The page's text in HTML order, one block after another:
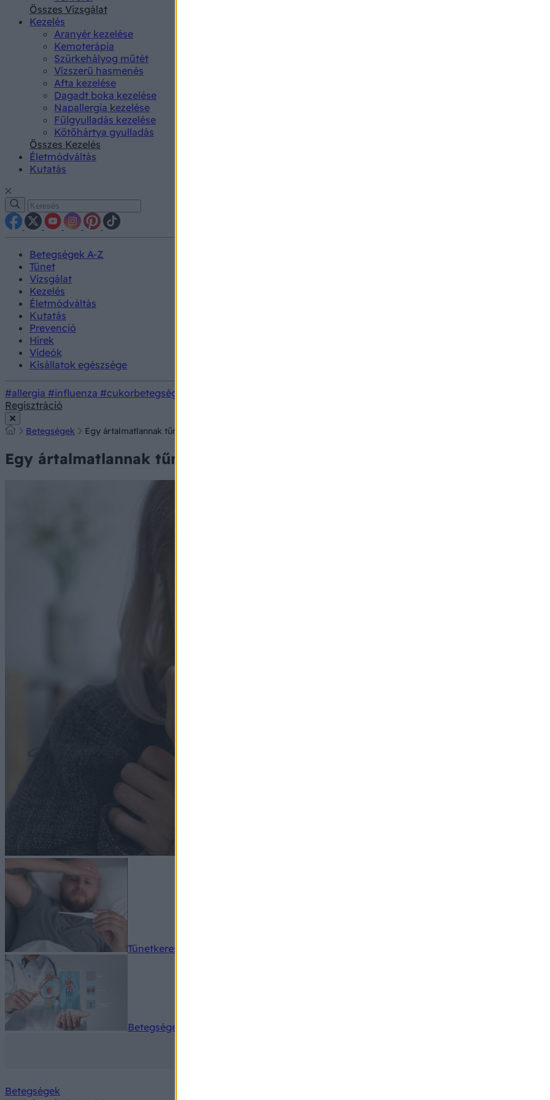
Összes Vizsgálat
Kezelés
Aranyér kezelése
Kemoterápia
Szürkehályog műtét
Vízszerű hasmenés
Afta kezelése
Dagadt boka kezelése
Napallergia kezelése
Fülgyulladás kezelése
Kötőhártya gyulladás
Összes Kezelés
Életmódváltás
Kutatás
Betegségek A-Z
Tünet
Vizsgálat
Kezelés
Életmódváltás
Kutatás
Prevenció
Hírek
Videók
Kisállatok egészsége
#allergia #influenza #cukorbetegség
Regisztráció
Betegségek Egy ártalmatlannak tűnő influenzának is lehetnek életveszélyes szövődményei
Egy ártalmatlannak tűnő influenzának is lehetnek életveszélyes
Tünetkereső
Betegségek A-Z
Betegségek